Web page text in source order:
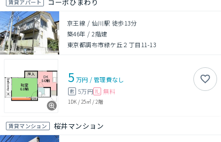
賃貸アパート コーポひまわり
京王線 / 仙川駅 徒歩13分
築46年 /2階建
東京都調布市緑ケ丘２丁目11-13
5 万円 /管理費なし
敷 5万円 礼 無料
1DK / 25㎡/ 2階
賃貸マンション 桜井マンション